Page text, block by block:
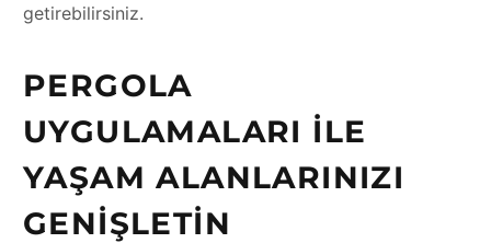
getirebilirsiniz.
PERGOLA
UYGULAMALARI ILE
YAŞAM ALANLARINIZI
GENIŞLETIN